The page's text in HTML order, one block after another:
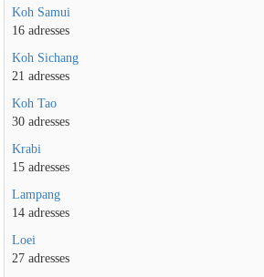
Koh Samui
16 adresses
Koh Sichang
21 adresses
Koh Tao
30 adresses
Krabi
15 adresses
Lampang
14 adresses
Loei
27 adresses